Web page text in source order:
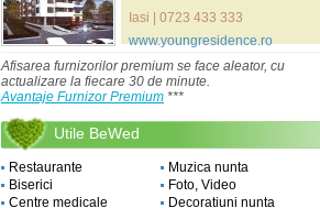
Iasi | 0723 433 333
www.youngresidence.ro
Afisarea furnizorilor premium se face aleator, cu
actualizare la fiecare 30 de minute.
Avantaje Furnizor Premium ***
Utile BeWed
Restaurante
Biserici
Centre medicale
Muzica nunta
Foto, Video
Decoratiuni nunta